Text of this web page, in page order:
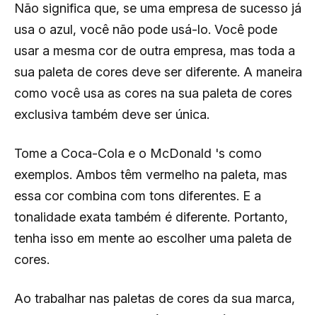
Não significa que, se uma empresa de sucesso já
usa o azul, você não pode usá-lo. Você pode
usar a mesma cor de outra empresa, mas toda a
sua paleta de cores deve ser diferente. A maneira
como você usa as cores na sua paleta de cores
exclusiva também deve ser única.
Tome a Coca-Cola e o McDonald 's como
exemplos. Ambos têm vermelho na paleta, mas
essa cor combina com tons diferentes. E a
tonalidade exata também é diferente. Portanto,
tenha isso em mente ao escolher uma paleta de
cores.
Ao trabalhar nas paletas de cores da sua marca,